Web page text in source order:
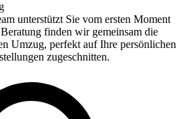
unterstützt Sie vom ersten Moment
finden wir gemeinsam die
Umzug, perfekt auf Ihre persönlichen
zugeschnitten.